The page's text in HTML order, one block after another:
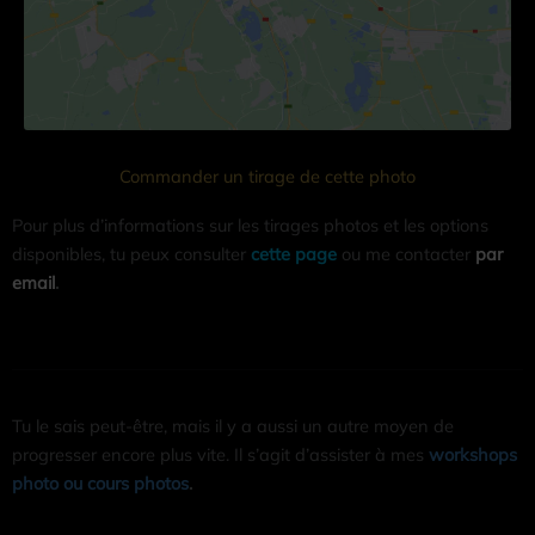
Commander un tirage de cette photo
Pour plus d’informations sur les tirages photos et les options
disponibles, tu peux consulter cette page ou me contacter par
email.
Tu le sais peut-être, mais il y a aussi un autre moyen de
progresser encore plus vite. Il s’agit d’assister à mes workshops
photo ou cours photos.